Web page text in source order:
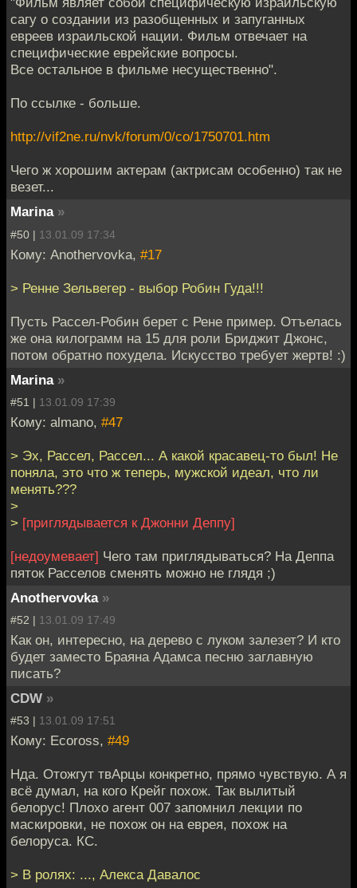
сагу о создании из разобщенных и запуганных
евреев израильской нации. Фильм отвечает на
специфические еврейские вопросы.
Все остальное в фильме несущественно".
По ссылке - больше.
http://vif2ne.ru/nvk/forum/0/co/1750701.htm
Чего ж хорошим актерам (актрисам особенно) так не
везет...
Marina »
#50 | 13.01.09 17:34
Кому: Anothervovka, #17
> Ренне Зельвегер - выбор Робин Гуда!!!
Пусть Рассел-Робин берет с Рене пример. Отъелась
же она килограмм на 15 для роли Бриджит Джонс,
потом обратно похудела. Искусство требует жертв! :)
Marina »
#51 | 13.01.09 17:39
Кому: almano, #47
> Эх, Рассел, Рассел... А какой красавец-то был! Не
поняла, это что ж теперь, мужской идеал, что ли
менять???
>
> [приглядывается к Джонни Деппу]
[недоумевает] Чего там приглядываться? На Деппа
пяток Расселов сменять можно не глядя ;)
Anothervovka »
#52 | 13.01.09 17:49
Как он, интересно, на дерево с луком залезет? И кто
будет заместо Браяна Адамса песню заглавную
писать?
CDW »
#53 | 13.01.09 17:51
Кому: Ecoross, #49
Нда. Отожгут твАрцы конкретно, прямо чувствую. А я
всё думал, на кого Крейг похож. Так вылитый
белорус! Плохо агент 007 запомнил лекции по
маскировки, не похож он на еврея, похож на
белоруса. КС.
> В ролях: ..., Алекса Давалос